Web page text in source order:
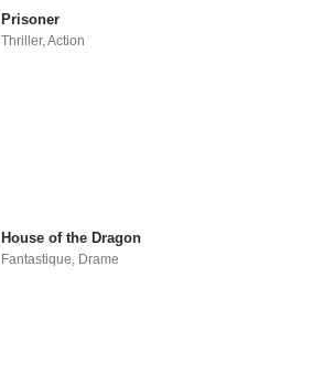
Prisoner
Thriller,Action
House of the Dragon
Fantastique, Drame